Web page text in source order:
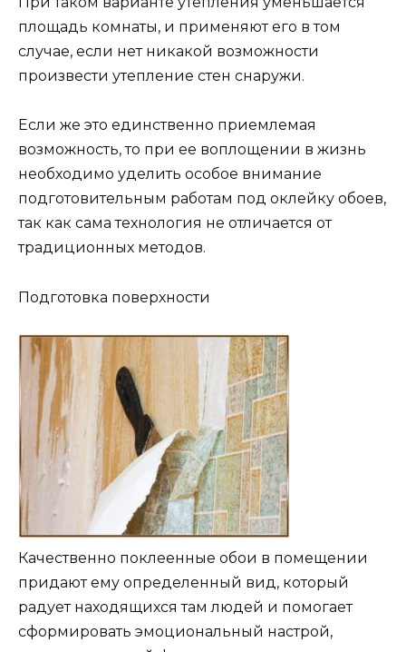
площадь комнаты, и применяют его в том
случае, если нет никакой возможности
произвести утепление стен снаружи.
Если же это единственно приемлемая
возможность, то при ее воплощении в жизнь
необходимо уделить особое внимание
подготовительным работам под оклейку обоев,
так как сама технология не отличается от
традиционных методов.
Подготовка поверхности
Качественно поклеенные обои в помещении
придают ему определенный вид, который
радует находящихся там людей и помогает
сформировать эмоциональный настрой,